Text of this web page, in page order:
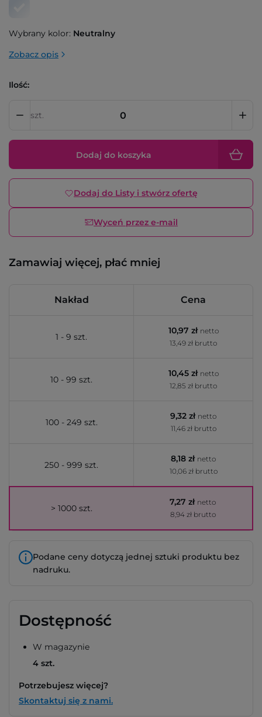
Wybrany kolor: Neutralny
Zobacz opis
Ilość:
szt.
Dodaj do koszyka
Dodaj do Listy i stwórz ofertę
Wyceń przez e-mail
Zamawiaj więcej, płać mniej
Nakład Cena
1 - 9 szt.
10,97 zł netto
13,49 zł brutto
10 - 99 szt.
10,45 zł netto
12,85 zł brutto
100 - 249 szt.
9,32 zł netto
11,46 zł brutto
250 - 999 szt.
8,18 zł netto
10,06 zł brutto
> 1000 szt.
7,27 zł netto
8,94 zł brutto
Podane ceny dotyczą jednej sztuki produktu bez
nadruku.
Dostępność
W magazynie
4 szt.
Potrzebujesz więcej?
Skontaktuj się z nami.